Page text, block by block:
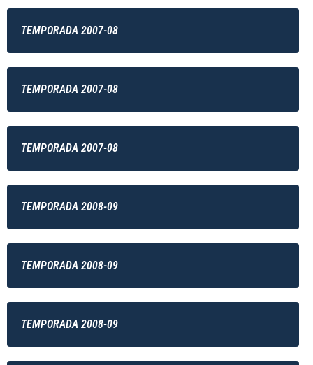
TEMPORADA 2007-08
TEMPORADA 2007-08
TEMPORADA 2007-08
TEMPORADA 2008-09
TEMPORADA 2008-09
TEMPORADA 2008-09